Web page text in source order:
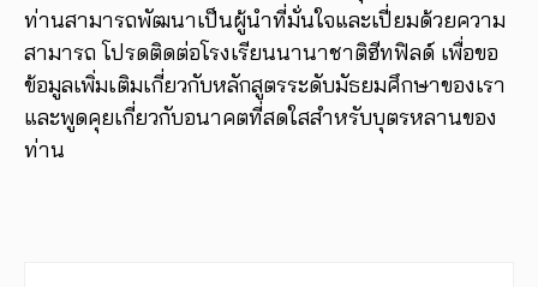
ท่านสามารถพัฒนาเป็นผู้นำที่มั่นใจและเปี่ยมด้วยความ
สามารถ โปรดติดต่อโรงเรียนนานาชาติฮีทฟิลด์ เพื่อขอ
ข้อมูลเพิ่มเติมเกี่ยวกับหลักสูตรระดับมัธยมศึกษาของเรา
และพูดคุยเกี่ยวกับอนาคตที่สดใสสำหรับบุตรหลานของ
ท่าน